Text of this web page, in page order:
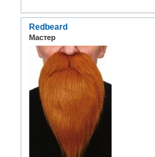
Redbeard
Мастер